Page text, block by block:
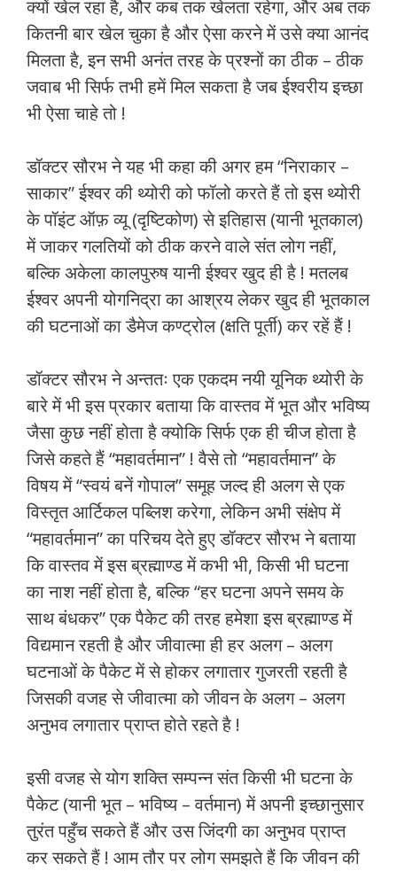
क्यों खेल रहा है, और कब तक खेलता रहेगा, और अब तक
कितनी बार खेल चुका है और ऐसा करने में उसे क्या आनंद
मिलता है, इन सभी अनंत तरह के प्रश्नों का ठीक – ठीक
जवाब भी सिर्फ तभी हमें मिल सकता है जब ईश्वरीय इच्छा
भी ऐसा चाहे तो !
डॉक्टर सौरभ ने यह भी कहा की अगर हम “निराकार –
साकार” ईश्वर की थ्योरी को फॉलो करते हैं तो इस थ्योरी
के पॉइंट ऑफ़ व्यू (दृष्टिकोण) से इतिहास (यानी भूतकाल)
में जाकर गलतियों को ठीक करने वाले संत लोग नहीं,
बल्कि अकेला कालपुरुष यानी ईश्वर खुद ही है ! मतलब
ईश्वर अपनी योगनिद्रा का आश्रय लेकर खुद ही भूतकाल
की घटनाओं का डैमेज कण्ट्रोल (क्षति पूर्ती) कर रहें हैं !
डॉक्टर सौरभ ने अन्ततः एक एकदम नयी यूनिक थ्योरी के
बारे में भी इस प्रकार बताया कि वास्तव में भूत और भविष्य
जैसा कुछ नहीं होता है क्योकि सिर्फ एक ही चीज होता है
जिसे कहते हैं “महावर्तमान” ! वैसे तो “महावर्तमान” के
विषय में “स्वयं बनें गोपाल” समूह जल्द ही अलग से एक
विस्तृत आर्टिकल पब्लिश करेगा, लेकिन अभी संक्षेप में
“महावर्तमान” का परिचय देते हुए डॉक्टर सौरभ ने बताया
कि वास्तव में इस ब्रह्माण्ड में कभी भी, किसी भी घटना
का नाश नहीं होता है, बल्कि “हर घटना अपने समय के
साथ बंधकर” एक पैकेट की तरह हमेशा इस ब्रह्माण्ड में
विद्यमान रहती है और जीवात्मा ही हर अलग – अलग
घटनाओं के पैकेट में से होकर लगातार गुजरती रहती है
जिसकी वजह से जीवात्मा को जीवन के अलग – अलग
अनुभव लगातार प्राप्त होते रहते है !
इसी वजह से योग शक्ति सम्पन्न संत किसी भी घटना के
पैकेट (यानी भूत – भविष्य – वर्तमान) में अपनी इच्छानुसार
तुरंत पहुँच सकते हैं और उस जिंदगी का अनुभव प्राप्त
कर सकते हैं ! आम तौर पर लोग समझते हैं कि जीवन की